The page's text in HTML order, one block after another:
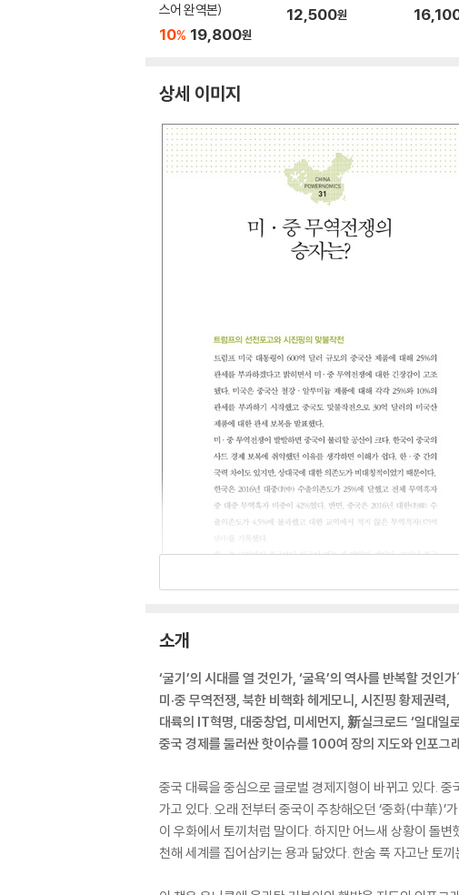
스어 완역본)
10% 19,800원
12,500원
상세 이미지
소개
‘굴기’의 시대를 열 것인가, ‘굴욕’의 역사를 반복할 것인
미·중 무역전쟁, 북한 비핵화 헤게모니, 시진핑 황제권력,
대륙의 IT혁명, 대중창업, 미세먼지, 新실크로드 ‘일대일
중국 경제를 둘러싼 핫이슈를 100여 장의 지도와 인포그
중국 대륙을 중심으로 글로벌 경제지형이 바뀌고 있다.
가고 있다. 오래 전부터 중국이 주창해오던 ‘중화(中華)’
이 우화에서 토끼처럼 말이다. 하지만 어느새 상황이 돌
천해 세계를 집어삼키는 용과 닮았다. 한숨 푹 자고난 토